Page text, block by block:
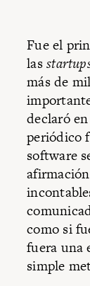
Fue el
las
más de
declaró
periódico
software
como si
fuera una
simple